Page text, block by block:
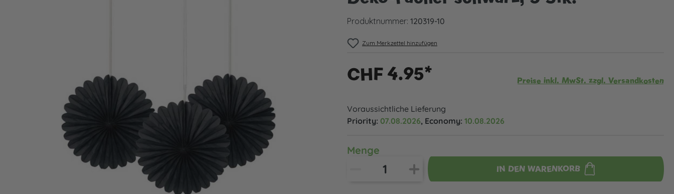
Produktnummer: 120319-10
Zum Merkzettel hinzufügen
CHF 4.95* Preise inkl. MwSt. zzgl. Versandkosten
Voraussichtliche Lieferung
Priority: 07.08.2026, Economy: 10.08.2026
Menge
IN DEN WARENKORB